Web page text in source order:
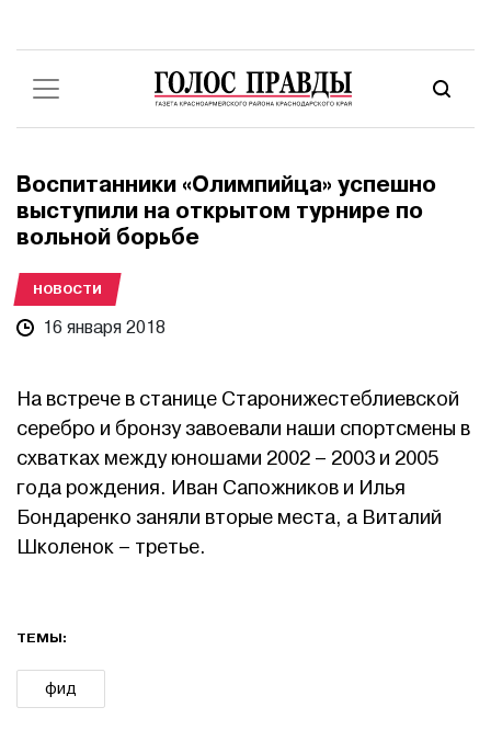
Воспитанники «Олимпийца» успешно
выступили на открытом турнире по
вольной борьбе
НОВОСТИ
16 января 2018
На встрече в станице Старонижестеблиевской
серебро и бронзу завоевали наши спортсмены в
схватках между юношами 2002 – 2003 и 2005
года рождения. Иван Сапожников и Илья
Бондаренко заняли вторые места, а Виталий
Школенок – третье.
ТЕМЫ:
фид